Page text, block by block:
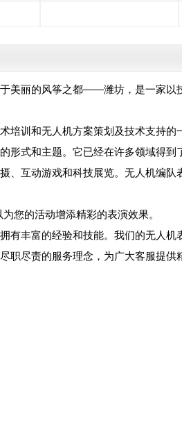
美丽的风筝之都——潍坊，是一家以
训和无人机方案策划及技术支持的
形式和主题。它已经在许多领域得到
、互动游戏和科技展览。无人机编队
您的活动增添精彩的表演效果。
有丰富的经验和技能。我们的无人机
尽责的服务理念，为广大客服提供